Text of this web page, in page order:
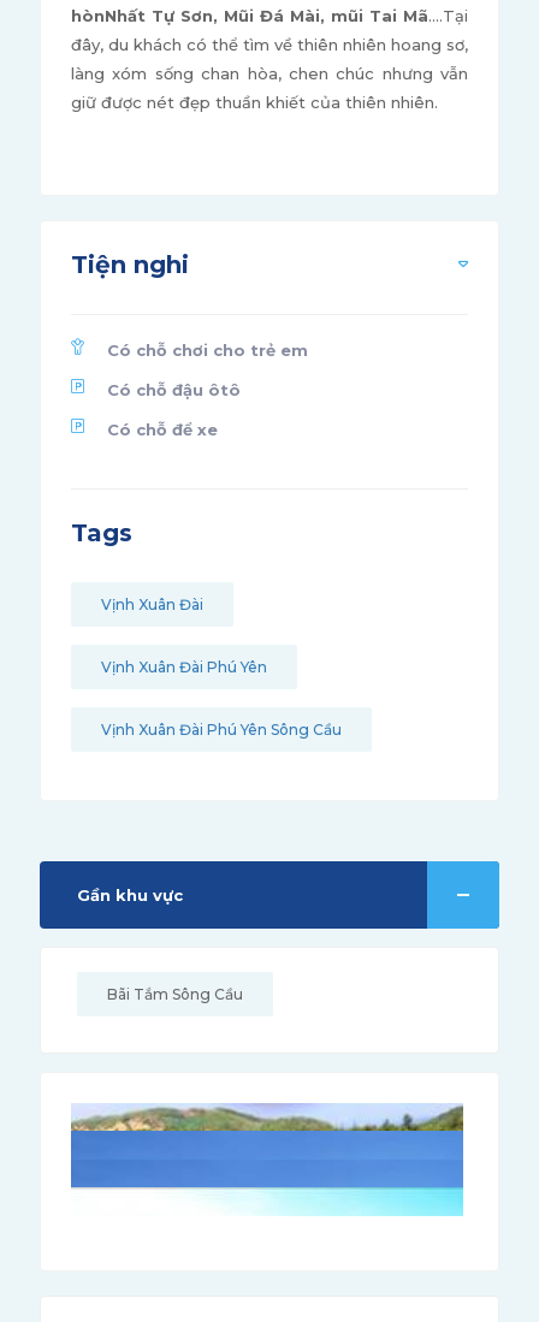
hònNhất Tự Sơn, Mũi Đá Mài, mũi Tai Mã....Tại
đây, du khách có thể tìm về thiên nhiên hoang sơ,
làng xóm sống chan hòa, chen chúc nhưng vẫn
giữ được nét đẹp thuần khiết của thiên nhiên.
Tiện nghi
Có chỗ chơi cho trẻ em
Có chỗ đậu ôtô
Có chỗ để xe
Tags
Vịnh Xuân Đài
Vịnh Xuân Đài Phú Yên
Vịnh Xuân Đài Phú Yên Sông Cầu
Gần khu vực
Bãi Tắm Sông Cầu